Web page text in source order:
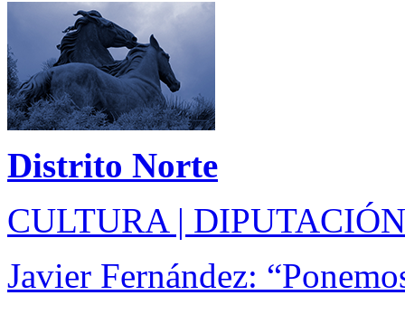
Distrito Norte
CULTURA |
Javier Fernández: